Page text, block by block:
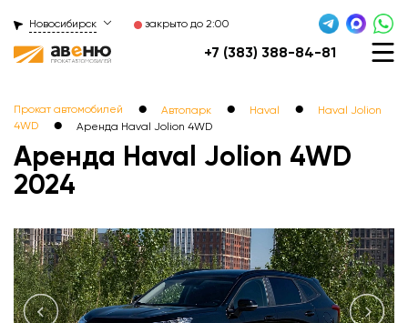
Новосибирск закрыто до 2:00
+7 (383) 388-84-81
Прокат автомобилей ● Автопарк ● Haval ●
Haval Jolion
4WD
● Аренда Haval Jolion 4WDㅤㅤㅤㅤㅤ
Аренда Haval Jolion 4WD
2024